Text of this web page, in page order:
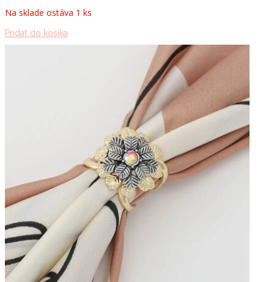
19.00 €.6.00 €.
Na sklade ostáva 1 ks
Pridať do košíka